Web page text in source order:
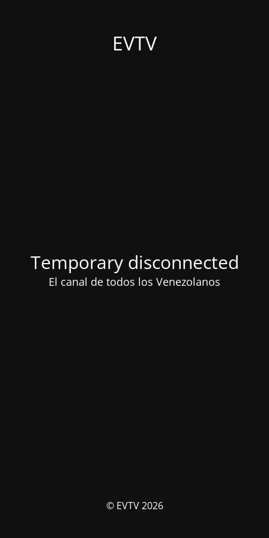
EVTV
Temporary disconnected
El canal de todos los Venezolanos
© EVTV 2026